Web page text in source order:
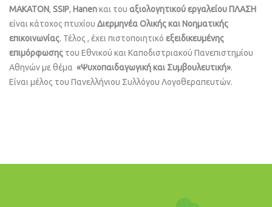
ΜΑΚΑΤΟΝ, SSIP, Hanenκαι του αξιολογητικού εργαλείου ΠΛΑΣΗ
είναι κάτοχος πτυχίου Διερμηνέα Ολικής και Νοηματικής
επικοινωνίας. Τέλος , έχει πιστοποιητικό εξειδικευμένης
επιμόρφωσης του Εθνικού και Καποδιστριακού Πανεπιστημίου
Αθηνών με θέμα «Ψυχοπαιδαγωγική και Συμβουλευτική».
Είναι μέλος του Πανελλήνιου Συλλόγου Λογοθεραπευτών.